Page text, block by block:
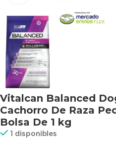
Vitalcan Balanced
Cachorro De Raza
Bolsa De 1 kg
1 disponibles